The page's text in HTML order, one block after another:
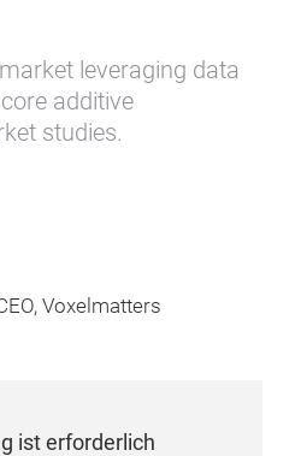
leveraging data
additive
studies.
Voxelmatters
ist erforderlich